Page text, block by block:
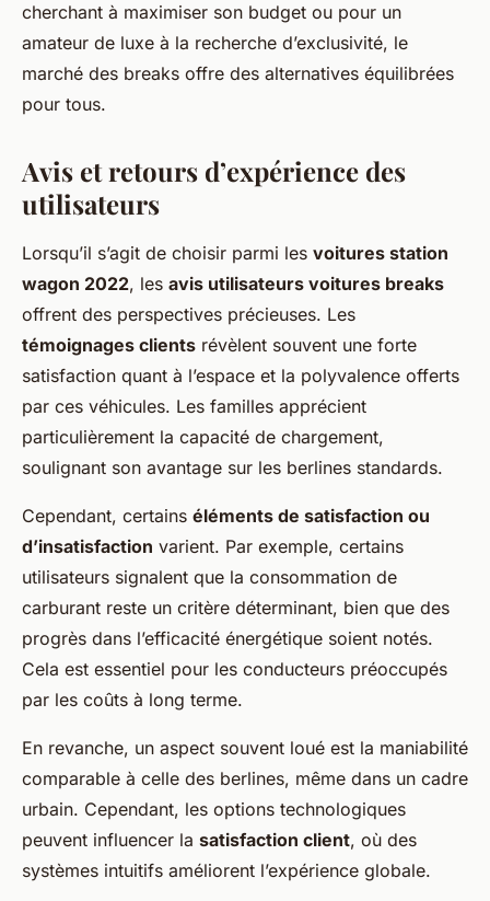
cherchant à maximiser son budget ou pour un
amateur de luxe à la recherche d’exclusivité, le
marché des breaks offre des alternatives équilibrées
pour tous.
Avis et retours d’expérience des
utilisateurs
Lorsqu’il s’agit de choisir parmi les voitures station
wagon 2022, les avis utilisateurs voitures breaks
offrent des perspectives précieuses. Les
témoignages clients révèlent souvent une forte
satisfaction quant à l’espace et la polyvalence offerts
par ces véhicules. Les familles apprécient
particulièrement la capacité de chargement,
soulignant son avantage sur les berlines standards.
Cependant, certains éléments de satisfaction ou
d’insatisfaction varient. Par exemple, certains
utilisateurs signalent que la consommation de
carburant reste un critère déterminant, bien que des
progrès dans l’efficacité énergétique soient notés.
Cela est essentiel pour les conducteurs préoccupés
par les coûts à long terme.
En revanche, un aspect souvent loué est la maniabilité
comparable à celle des berlines, même dans un cadre
urbain. Cependant, les options technologiques
peuvent influencer la satisfaction client, où des
systèmes intuitifs améliorent l’expérience globale.